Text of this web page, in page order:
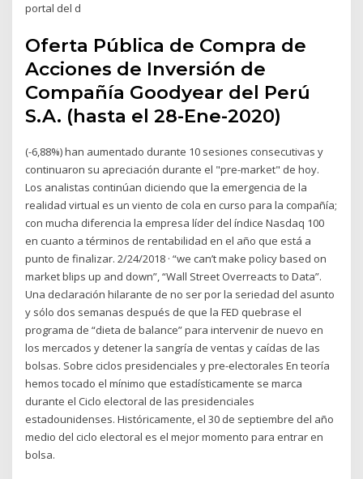
portal del d
Oferta Pública de Compra de
Acciones de Inversión de
Compañía Goodyear del Perú
S.A. (hasta el 28-Ene-2020)
(-6,88%) han aumentado durante 10 sesiones consecutivas y
continuaron su apreciación durante el "pre-market" de hoy.
Los analistas continúan diciendo que la emergencia de la
realidad virtual es un viento de cola en curso para la compañía;
con mucha diferencia la empresa líder del índice Nasdaq 100
en cuanto a términos de rentabilidad en el año que está a
punto de finalizar. 2/24/2018 · “we can’t make policy based on
market blips up and down”, “Wall Street Overreacts to Data”.
Una declaración hilarante de no ser por la seriedad del asunto
y sólo dos semanas después de que la FED quebrase el
programa de “dieta de balance” para intervenir de nuevo en
los mercados y detener la sangría de ventas y caídas de las
bolsas. Sobre ciclos presidenciales y pre-electorales En teoría
hemos tocado el mínimo que estadísticamente se marca
durante el Ciclo electoral de las presidenciales
estadounidenses. Históricamente, el 30 de septiembre del año
medio del ciclo electoral es el mejor momento para entrar en
bolsa.